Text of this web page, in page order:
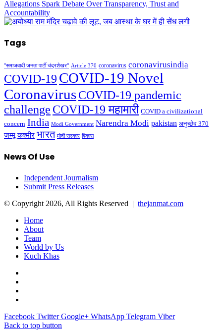
Tags
"समाजवादी जनता पार्टी चंद्रशेखर" Article 370 coronavirus coronavirusindia
COVID-19 COVID-19 Novel
CoronavirusCOVID-19 pandemic
challenge COVID-19 महामारी COVID a civilizational
concern India Modi Government Narendra Modi pakistan अनुच्छेद 370
जम्मू कश्मीर भारत मोदी सरकार विकास
News Of Use
Independent Journalism
Submit Press Releases
© Copyright 2026, All Rights Reserved | thejanmat.com
Home
About
Team
World by Us
Kuch Khas
Facebook Twitter Google+ WhatsApp Telegram Viber
Back to top button